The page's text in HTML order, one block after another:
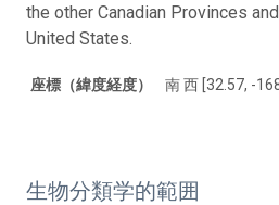
the other Canadian Provinces
United States.
座標（緯度経度） 南 西 [32.57, -
生物分類学的範囲